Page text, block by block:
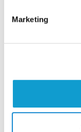
Marketing